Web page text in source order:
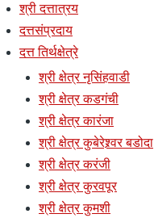
श्री दत्तात्रय
दत्तसंप्रदाय
दत्त तिर्थक्षेत्रे
श्री क्षेत्र नृसिंहवाडी
श्री क्षेत्र कडगंची
श्री क्षेत्र कारंजा
श्री क्षेत्र कुबेरेश्र्वर बडोदा
श्री क्षेत्र करंजी
श्री क्षेत्र कुरवपूर
श्री क्षेत्र कुमशी